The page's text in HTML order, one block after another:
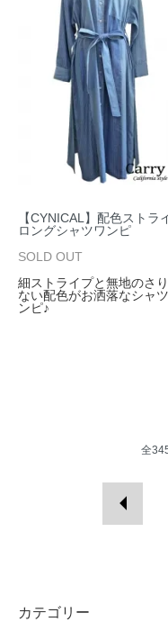
【CYNICAL】配色ストラ
ロングシャツワンピ
SOLD OUT
細ストライプと無地のさ
ない配色がお洒落なシャ
ンピ♪
全
カテゴリー